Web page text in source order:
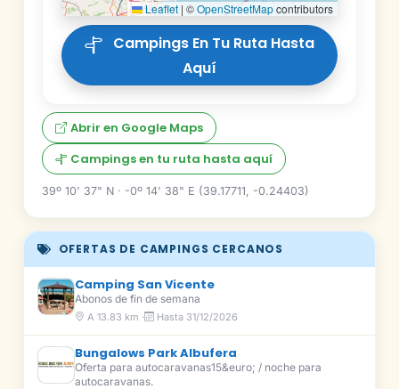
Leaflet | ©OpenStreetMapcontributors
Aquí
Abrir en Google Maps
Campings en tu ruta hasta aquí
39º 10' 37" N · -0º 14' 38" E (39.17711, -0.24403)
OFERTAS DE CAMPINGS CERCANOS
Camping San Vicente
Abonos de fin de semana
A 13.83 km · Hasta 31/12/2026
Bungalows Park Albufera
Oferta para autocaravanas15&euro; / noche para
autocaravanas.